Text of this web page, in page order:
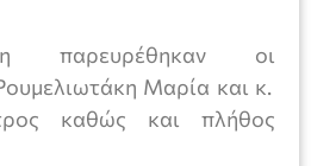
παρευρέθηκαν οι
Μαρία και κ.
καθώς και πλήθος